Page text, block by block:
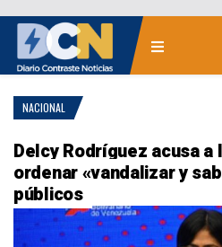
NACIONAL
Delcy Rodríguez acusa
ordenar «vandalizar y
públicos